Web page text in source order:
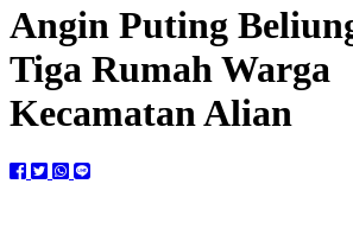
Angin Puting
Tiga Rumah Warga
Kecamatan Alian